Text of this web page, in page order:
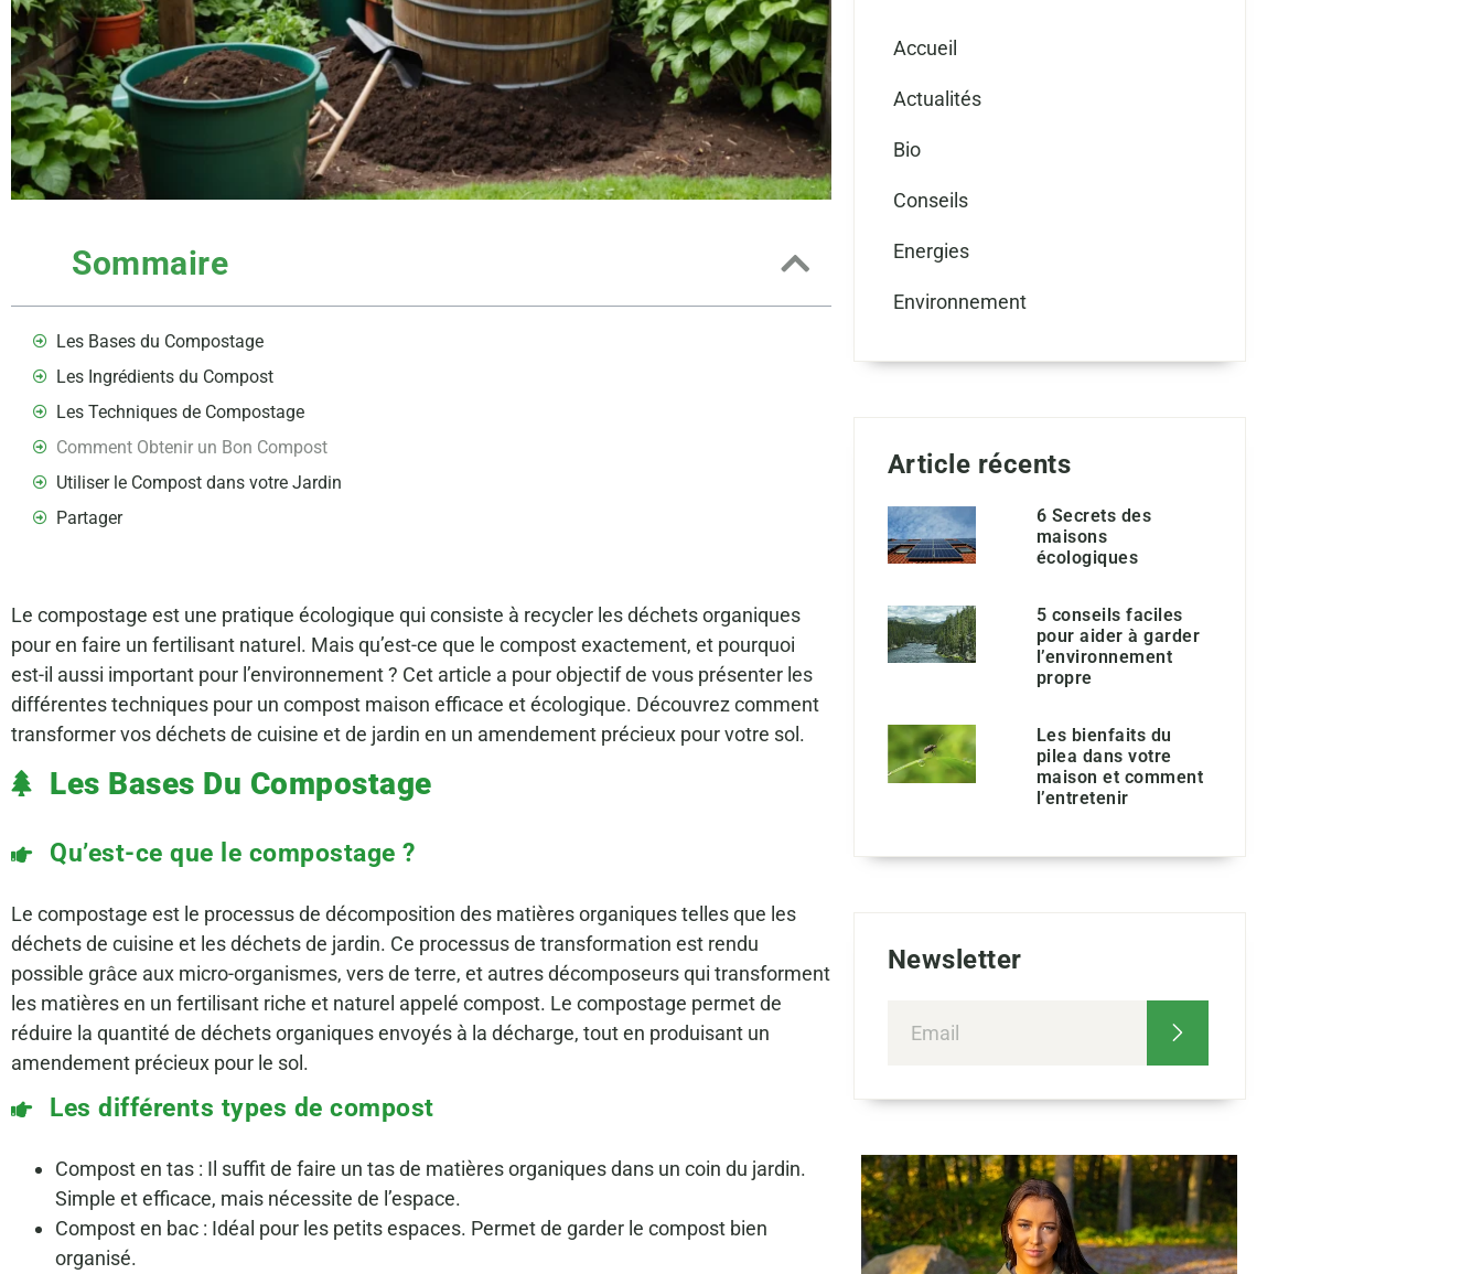
Sommaire
Les Bases du Compostage
Les Ingrédients du Compost
Les Techniques de Compostage
Comment Obtenir un Bon Compost
Utiliser le Compost dans votre Jardin
Partager
Le compostage est une pratique écologique qui consiste à recycler les déchets organiques
pour en faire un fertilisant naturel. Mais qu’est-ce que le compost exactement, et pourquoi
est-il aussi important pour l’environnement ? Cet article a pour objectif de vous présenter les
différentes techniques pour un compost maison efficace et écologique. Découvrez comment
transformer vos déchets de cuisine et de jardin en un amendement précieux pour votre sol.
Les Bases Du Compostage
Qu’est-ce que le compostage ?
Le compostage est le processus de décomposition des matières organiques telles que les
déchets de cuisine et les déchets de jardin. Ce processus de transformation est rendu
possible grâce aux micro-organismes, vers de terre, et autres décomposeurs qui transforment
les matières en un fertilisant riche et naturel appelé compost. Le compostage permet de
réduire la quantité de déchets organiques envoyés à la décharge, tout en produisant un
amendement précieux pour le sol.
Les différents types de compost
Compost en tas : Il suffit de faire un tas de matières organiques dans un coin du jardin.
Simple et efficace, mais nécessite de l’espace.
Compost en bac : Idéal pour les petits espaces. Permet de garder le compost bien
organisé.
Accueil
Actualités
Bio
Conseils
Energies
Environnement
Article récents
6 Secrets des
maisons
écologiques
5 conseils faciles
pour aider à garder
l’environnement
propre
Les bienfaits du
pilea dans votre
maison et comment
l’entretenir
Newsletter